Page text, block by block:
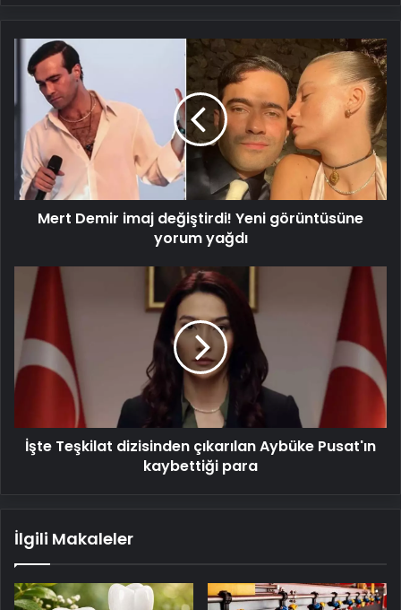
Mert
Demir
imaj
değiştirdi!
Yeni
görüntüsüne
yorum
yağdı
Mert Demir imaj değiştirdi! Yeni görüntüsüne
yorum yağdı
Teşkilat
dizisinden
çıkarılan
Aybüke
Pusat'ın
kaybettiği
İşte Teşkilat dizisinden çıkarılan Aybüke Pusat'ın
kaybettiği para
İlgili Makaleler